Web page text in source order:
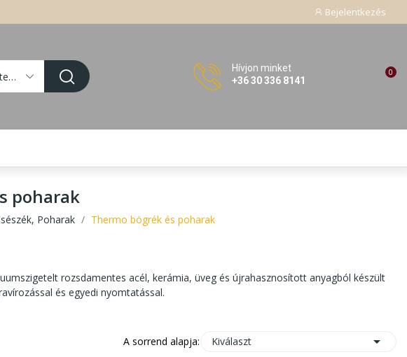
Bejelentkezés
Összes kategória
Hívjon minket
+36 30 336 8141
0
poharak
Poharak Thermo bögrék és poharak
rozsdamentes acél, kerámia, üveg és újrahasznosított anyagból készült
és egyedi nyomtatással.
A sorrend alapja: Kiválaszt 